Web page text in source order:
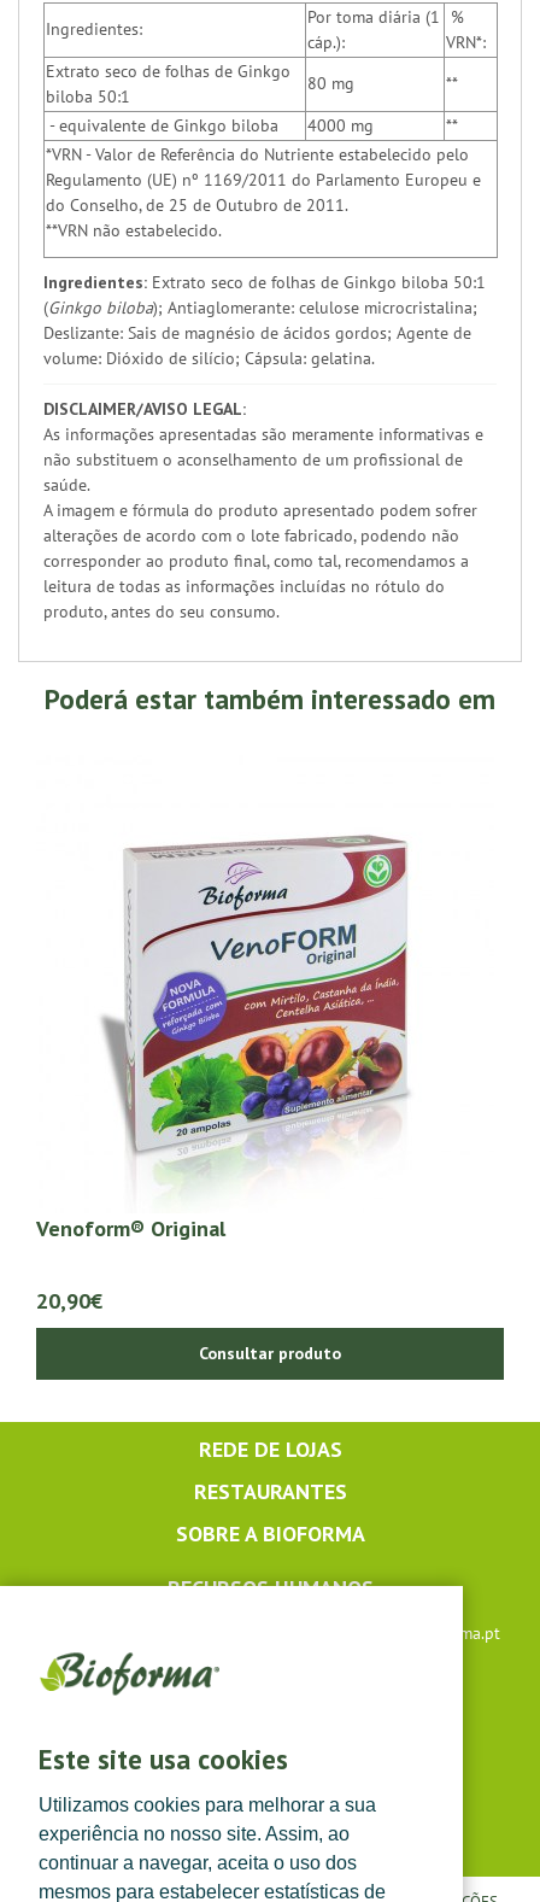
Este site usa cookies
Utilizamos cookies para melhorar a sua
experiência no nosso site. Assim, ao
continuar a navegar, aceita o uso dos
mesmos para estabelecer estatísticas de
Ingredientes:
Por toma diária (1
cáp.):
%
VRN*:
Extrato seco de folhas de Ginkgo
biloba 50:1
80 mg
**
- equivalente de Ginkgo biloba
4000 mg
**
*VRN - Valor de Referência do Nutriente estabelecido pelo
Regulamento (UE) nº 1169/2011 do Parlamento Europeu e
do Conselho, de 25 de Outubro de 2011.
**VRN não estabelecido.
Ingredientes: Extrato seco de folhas de Ginkgo biloba 50:1
(Ginkgo biloba); Antiaglomerante: celulose microcristalina;
Deslizante: Sais de magnésio de ácidos gordos; Agente de
volume: Dióxido de silício; Cápsula: gelatina.
DISCLAIMER/AVISO LEGAL:
As informações apresentadas são meramente informativas e
não substituem o aconselhamento de um profissional de
saúde.
A imagem e fórmula do produto apresentado podem sofrer
alterações de acordo com o lote fabricado, podendo não
corresponder ao produto final, como tal, recomendamos a
leitura de todas as informações incluídas no rótulo do
produto, antes do seu consumo.
Poderá estar também interessado em
Venoform® Original
20,90€
Consultar produto
REDE DE LOJAS
RESTAURANTES
SOBRE A BIOFORMA
RECURSOS HUMANOS
lojaonline@bioforma.pt
(dias úteis das 8h30 às 13h e das 14h às 17h30)